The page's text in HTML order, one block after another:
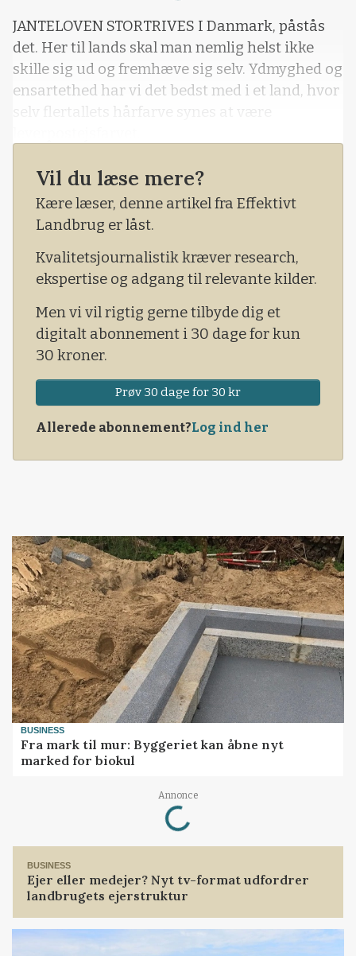
JANTELOVEN STORTRIVES I Danmark, påstås
det. Her til lands skal man nemlig helst ikke
skille sig ud og fremhæve sig selv. Ydmyghed og
ensartethed har vi det bedst med i et land, hvor
selv flertallets hårfarve synes at være
Vil du læse mere?
Kære læser, denne artikel fra Effektivt
Landbrug er låst.
Kvalitetsjournalistik kræver research,
ekspertise og adgang til relevante kilder.
Men vi vil rigtig gerne tilbyde dig et
digitalt abonnement i 30 dage for kun
30 kroner.
Prøv 30 dage for 30 kr
Allerede abonnement?Log ind her
BUSINESS
Fra mark til mur: Byggeriet kan åbne nyt
marked for biokul
Annonce
Loading...
BUSINESS
Ejer eller medejer? Nyt tv-format udfordrer
landbrugets ejerstruktur